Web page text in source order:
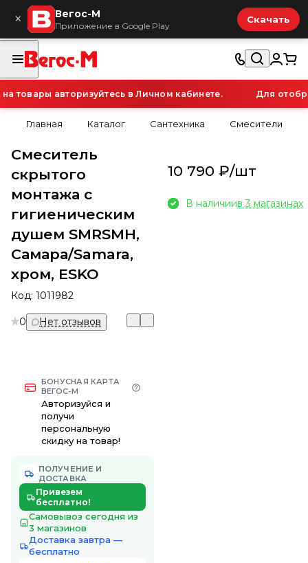
× Вегос-М
Приложение в Google Play
Скачать
авторизуйтесь в Личном кабинете. Для
Главная Каталог Сантехника Смесители
Смеситель
скрытого
монтажа с
гигиеническим
душем SMRSMH,
Самара/Samara,
хром, ESKO
Код: 1011982
0 Нет отзывов
БОНУСНАЯ КАРТА
ВЕГОС-М
Авторизуйся и
получи
персональную
скидку на товар!
ПОЛУЧЕНИЕ И
ДОСТАВКА
Привезем
бесплатно!
Самовывоз сегодня из
3 магазинов
Доставка завтра —
бесплатно
10 790 ₽/шт
В наличиив 3 магазинах